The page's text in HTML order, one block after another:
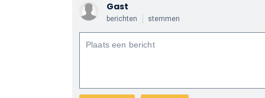
Gast
berichten stemmen